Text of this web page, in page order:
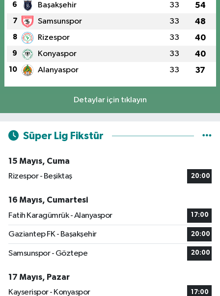
6 Başakşehir 33 54
7 Samsunspor 33 48
8 Rizespor 33 40
9 Konyaspor 33 40
10 Alanyaspor 33 37
Detaylar için tıklayın
Süper Lig Fikstür
15 Mayıs, Cuma
Rizespor - Beşiktaş
20:00
16 Mayıs, Cumartesi
Fatih Karagümrük - Alanyaspor
17:00
Gaziantep FK - Başakşehir 20:00
Samsunspor - Göztepe 20:00
17 Mayıs, Pazar
Kayserispor - Konyaspor
17:00